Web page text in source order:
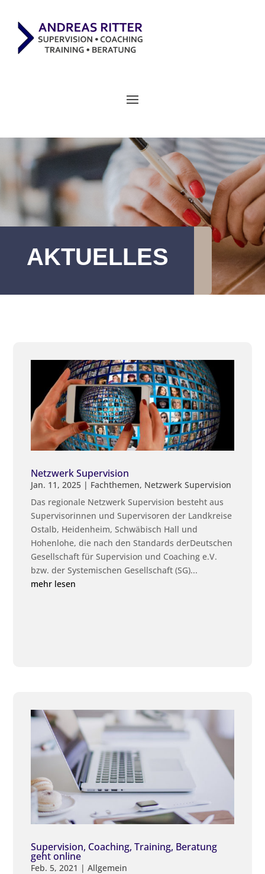
AKTUELLES
Netzwerk Supervision
Jan. 11, 2025 | Fachthemen, Netzwerk Supervision
Das regionale Netzwerk Supervision besteht aus
Supervisorinnen und Supervisoren der Landkreise
Ostalb, Heidenheim, Schwäbisch Hall und
Hohenlohe, die nach den Standards derDeutschen
Gesellschaft für Supervision und Coaching e.V.
bzw. der Systemischen Gesellschaft (SG)...
mehr lesen
Supervision, Coaching, Training, Beratung
geht online
Feb. 5, 2021 |Allgemein